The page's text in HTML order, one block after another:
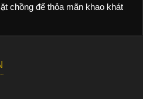
chồng để thỏa mãn khao khát